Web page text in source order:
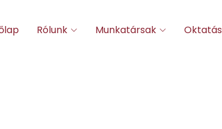
Rólunk Munkatársak Oktatás